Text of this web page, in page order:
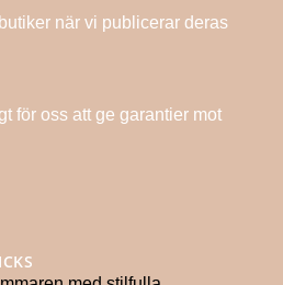
när vi publicerar deras
för oss att ge garantier mot